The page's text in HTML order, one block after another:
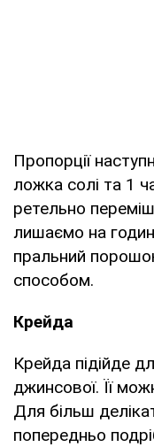
Пропорції
ложка солі та 1
ретельно
лишаємо на
пральний
способом.
Крейда
Крейда підійде
джинсової. Її
Для більш
попередньо